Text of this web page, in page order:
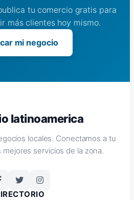
tu comercio gratis para
más clientes hoy mismo.
mi negocio
latinoamerica
locales. Conectamos a tu
servicios de la zona.